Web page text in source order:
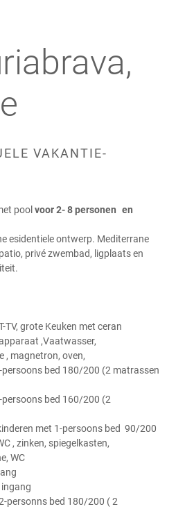
VAKANTIE-
pool voor 2- 8 personen en
esidentiele ontwerp. Mediterrane
privé zwembad, ligplaats en
TV, grote Keuken met ceran
,Vaatwasser,
, magnetron, oven,
bed 180/200 (2 matrassen
bed 160/200 (2
met 1-persoons bed 90/200
, zinken, spiegelkasten,
WC
personns bed 180/200 ( 2